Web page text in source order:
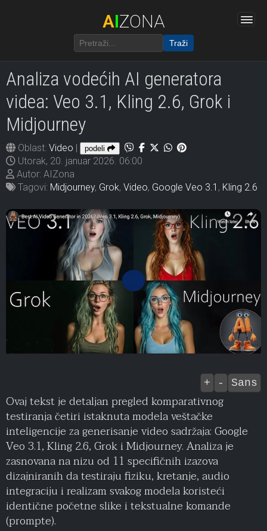
AIZONA
Traži
Analiza vodećih AI generatora
videa: Veo 3.1, Kling 2.6, Grok i
Midjourney
Oblast: Video | podeli
Utorak, 20. januar 2026. 06:00
Autor: AIZona
Tagovi: Midjourney, Grok, Video, Google Veo 3.1 , Kling 2.6
+ - Sans
Ovaj tekst je detaljan pregled komparativnog
testiranja četiri istaknuta modela veštačke
inteligencije za generisanje video sadržaja: Google
Veo 3.1, Kling 2.6, Grok i Midjourney. Analiza je
zasnovana na nizu od 11 specifičnih izazova
dizajniranih da testiraju fiziku, kretanje, audio
integraciju i realizam svakog modela koristeći
identične početne slike i tekstualne komande
(prompte).